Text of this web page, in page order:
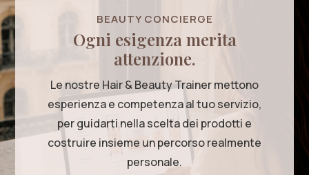
BEAUTY CONCIERGE
Ogni esigenza merita
attenzione.
Le nostre Hair & Beauty Trainer mettono
esperienza e competenza al tuo servizio,
per guidarti nella scelta dei prodotti e
costruire insieme un percorso realmente
personale.